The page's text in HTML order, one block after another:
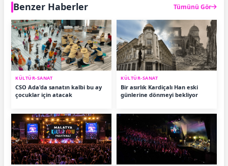
Benzer Haberler Tümünü Gör
KÜLTÜR-SANAT
CSO Ada'da sanatın kalbi bu ay
çocuklar için atacak
KÜLTÜR-SANAT
Bir asırlık Kardiçalı Han eski
günlerine dönmeyi bekliyor